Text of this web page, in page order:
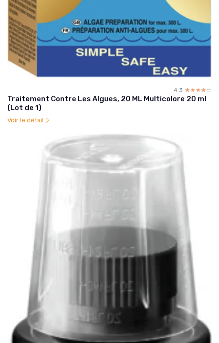
4.3 ☆☆☆☆☆
★★★★★
Traitement Contre Les Algues, 20 ML Multicolore 20 ml
(Lot de 1)
Voir le détail